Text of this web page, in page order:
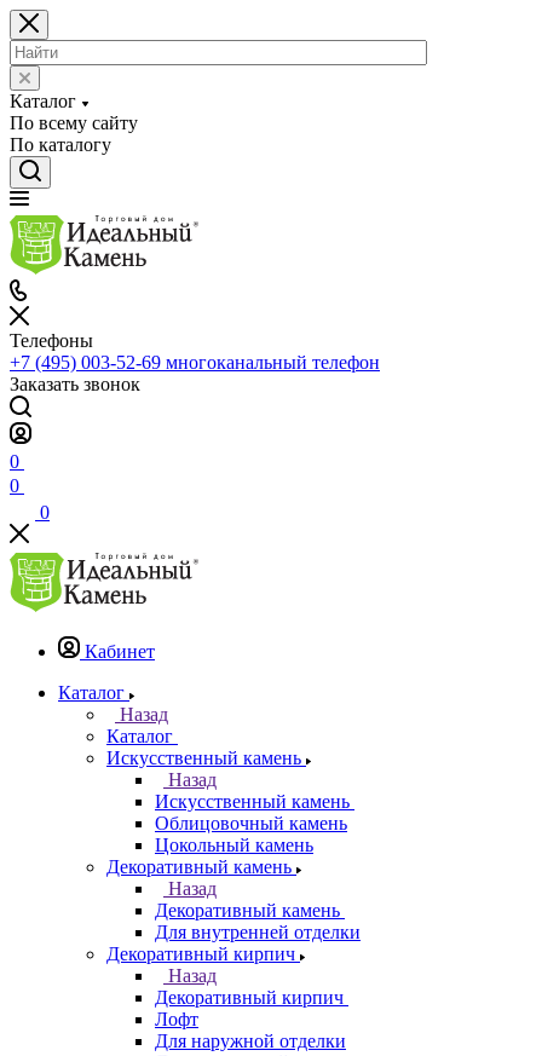
Каталог
По всему сайту
По каталогу
Телефоны
+7 (495) 003-52-69 многоканальный телефон
Заказать звонок
0
0
0
Кабинет
Каталог
Назад
Каталог
Искусственный камень
Назад
Искусственный камень
Облицовочный камень
Цокольный камень
Декоративный камень
Назад
Декоративный камень
Для внутренней отделки
Декоративный кирпич
Назад
Декоративный кирпич
Лофт
Для наружной отделки